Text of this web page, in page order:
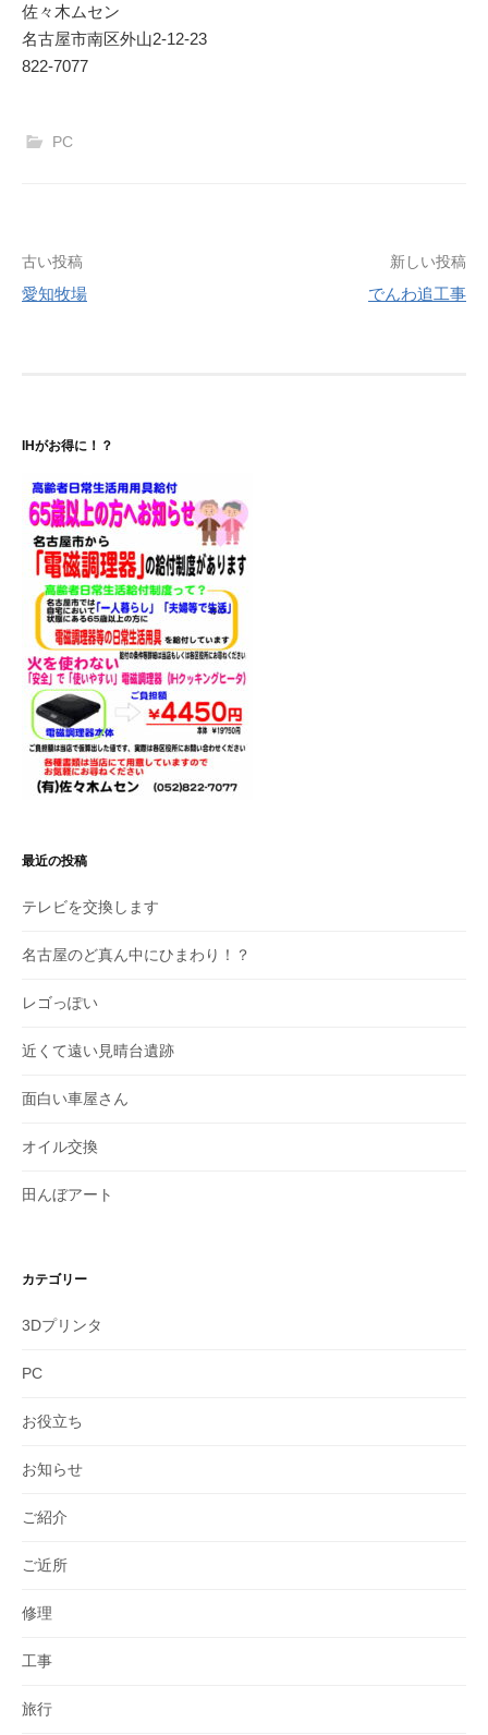
佐々木ムセン
名古屋市南区外山2-12-23
822-7077
PC
投
稿
シ
ョ
ン
古い投稿
愛知牧場
新しい投稿
でんわ追工事
IHがお得に！？
最近の投稿
テレビを交換します
名古屋のど真ん中にひまわり！？
レゴっぽい
近くて遠い見晴台遺跡
面白い車屋さん
オイル交換
田んぼアート
カテゴリー
3Dプリンタ
PC
お役立ち
お知らせ
ご紹介
ご近所
修理
工事
旅行